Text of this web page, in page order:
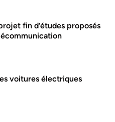
fin d’études proposés
voitures électriques